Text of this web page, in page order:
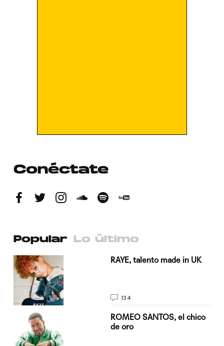
Conéctate
Popular Lo último
RAYE, talento made in UK
134
ROMEO SANTOS, el chico
de oro